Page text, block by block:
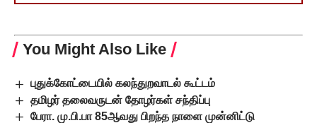
You Might Also Like
புதுக்கோட்டையில் கலந்துறவாடல் கூட்டம்
தமிழர் தலைவருடன் தோழர்கள் சந்திப்பு
பேரா. மு.பி.பா 85ஆவது பிறந்த நாளை முன்னிட்டு